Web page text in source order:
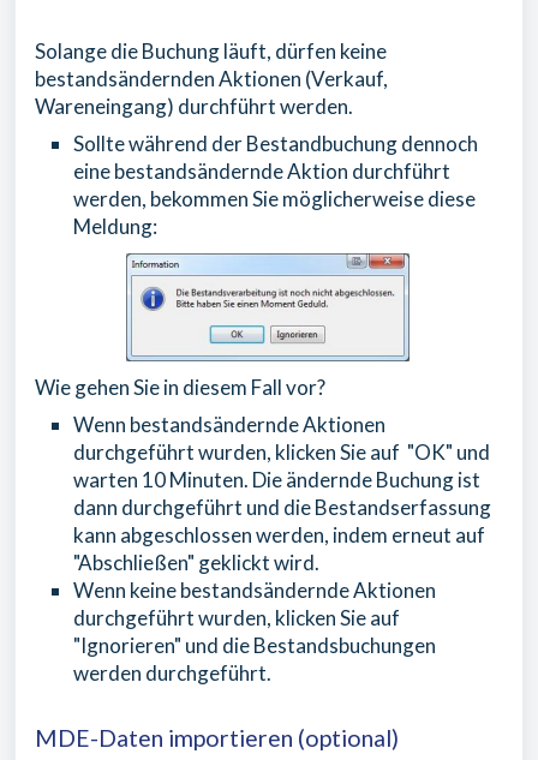
Solange die Buchung läuft, dürfen keine
bestandsändernden Aktionen (Verkauf,
Wareneingang) durchführt werden.
Sollte während der Bestandbuchung dennoch
eine bestandsändernde Aktion durchführt
werden, bekommen Sie möglicherweise diese
Meldung:
Wie gehen Sie in diesem Fall vor?
Wenn bestandsändernde Aktionen
durchgeführt wurden, klicken Sie auf "OK" und
warten 10 Minuten. Die ändernde Buchung ist
dann durchgeführt und die Bestandserfassung
kann abgeschlossen werden, indem erneut auf
"Abschließen" geklickt wird.
Wenn keine bestandsändernde Aktionen
durchgeführt wurden, klicken Sie auf
"Ignorieren" und die Bestandsbuchungen
werden durchgeführt.
MDE-Daten importieren (optional)